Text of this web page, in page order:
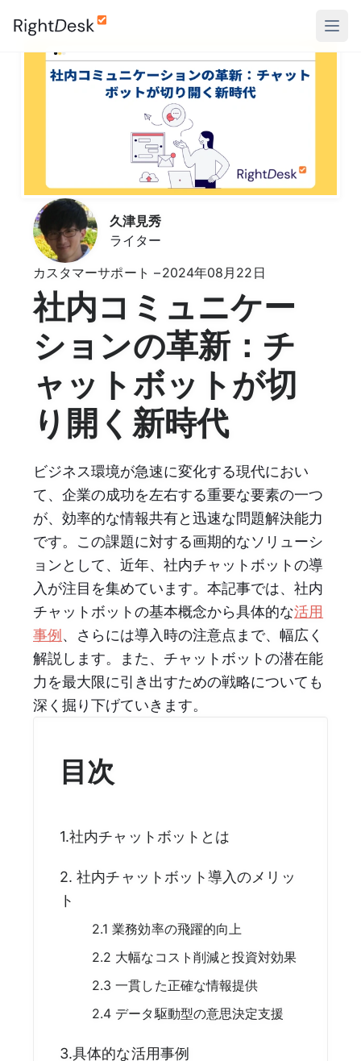
久津見秀
ライター
カスタマーサポート
2024年08月22日
社内コミュニケー
ションの革新：チ
ャットボットが切
り開く新時代
ビジネス環境が急速に変化する現代におい
て、企業の成功を左右する重要な要素の一つ
が、効率的な情報共有と迅速な問題解決能力
です。この課題に対する画期的なソリューシ
ョンとして、近年、社内チャットボットの導
入が注目を集めています。本記事では、社内
チャットボットの基本概念から具体的な活用
事例 、さらには導入時の注意点まで、幅広く
解説します。また、チャットボットの潜在能
力を最大限に引き出すための戦略についても
深く掘り下げていきます。
目次
1.社内チャットボットとは
2. 社内チャットボット導入のメリッ
ト
2.1 業務効率の飛躍的向上
2.2 大幅なコスト削減と投資対効果
2.3 一貫した正確な情報提供
2.4 データ駆動型の意思決定支援
3.具体的な活用事例